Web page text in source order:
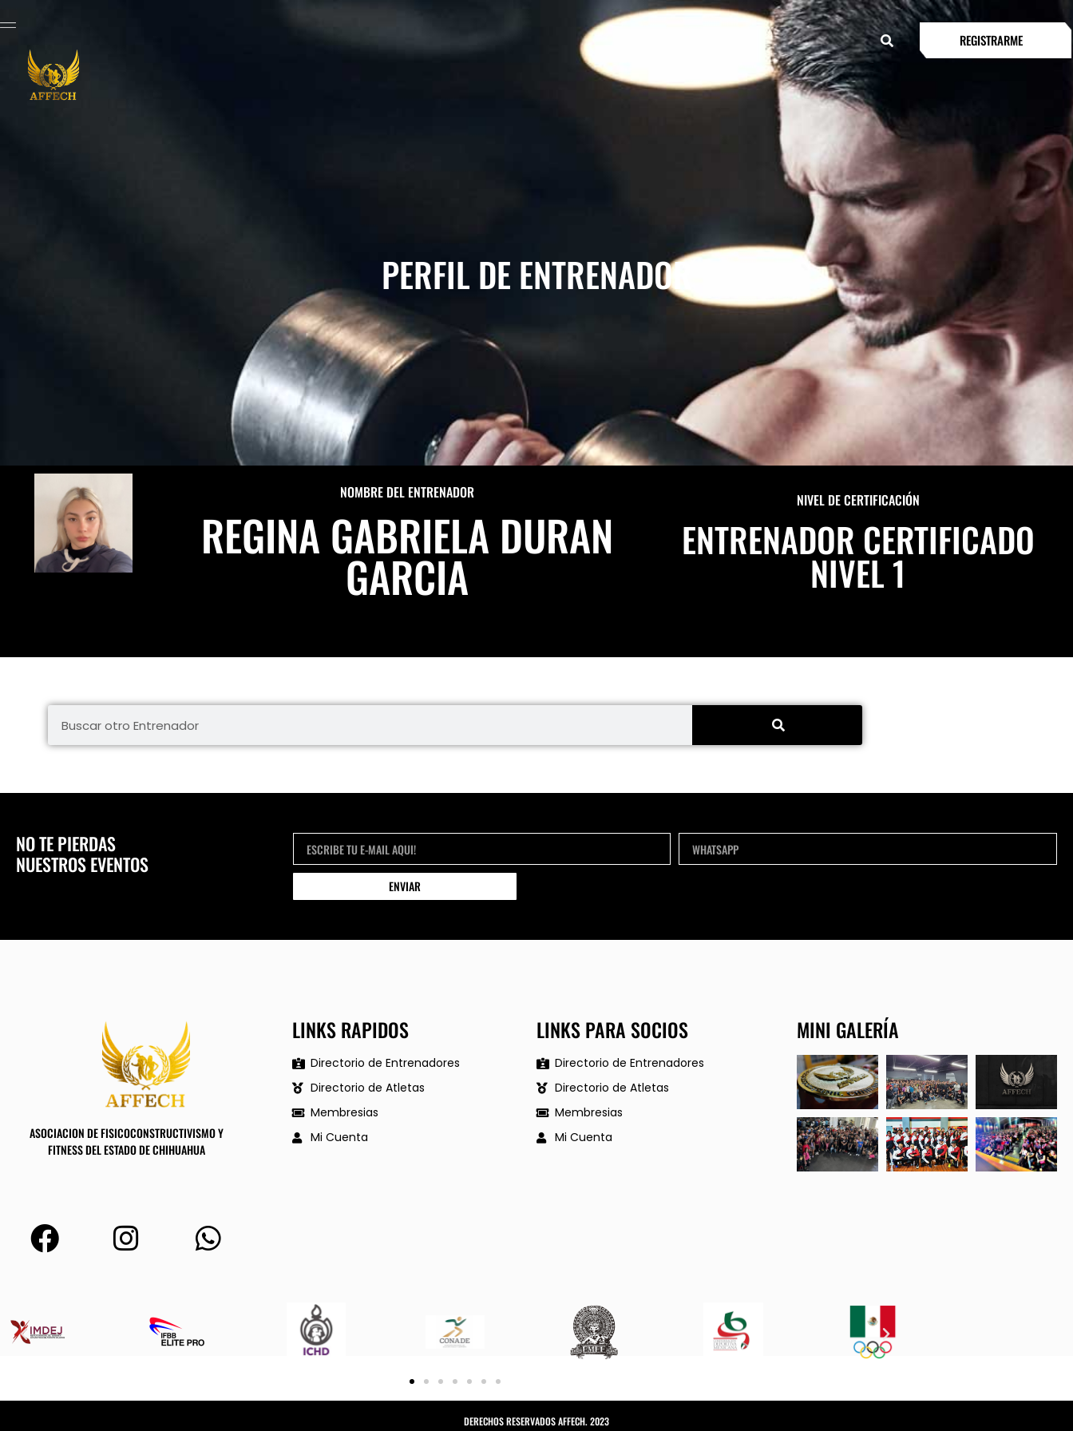
REGISTRARME
PERFIL DE ENTRENADOR
NOMBRE DEL ENTRENADOR
REGINA GABRIELA DURAN
GARCIA
NIVEL DE CERTIFICACIÓN
ENTRENADOR CERTIFICADO
NIVEL 1
NO TE PIERDAS
NUESTROS EVENTOS
ENVIAR
ASOCIACION DE FISICOCONSTRUCTIVISMO Y
FITNESS DEL ESTADO DE CHIHUAHUA
LINKS RAPIDOS
Directorio de Entrenadores
Directorio de Atletas
Membresias
Mi Cuenta
LINKS PARA SOCIOS
Directorio de Entrenadores
Directorio de Atletas
Membresias
Mi Cuenta
MINI GALERÍA
DERECHOS RESERVADOS AFFECH. 2023